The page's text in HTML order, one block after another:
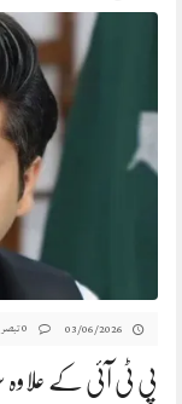
03/06/2026
پی ٹی آئی کے